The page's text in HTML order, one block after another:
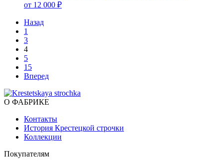
от 12 000 ₽
Назад
1
3
4
5
15
Вперед
О ФАБРИКЕ
Контакты
История Крестецкой строчки
Коллекции
Покупателям